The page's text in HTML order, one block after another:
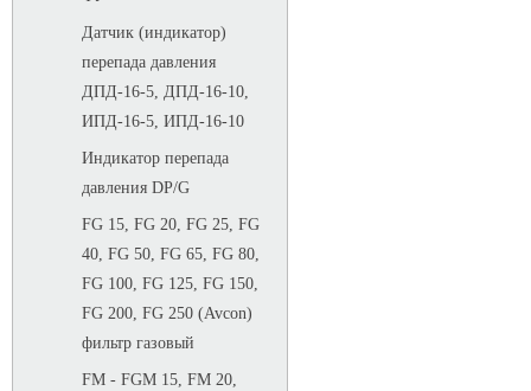
Датчик (индикатор)
перепада давления
ДПД-16-5, ДПД-16-10,
ИПД-16-5, ИПД-16-10
Индикатор перепада
давления DP/G
FG 15, FG 20, FG 25, FG
40, FG 50, FG 65, FG 80,
FG 100, FG 125, FG 150,
FG 200, FG 250 (Avcon)
фильтр газовый
FM - FGM 15, FM 20,